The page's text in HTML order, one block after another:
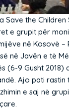
Save the Children
e grupit për
në Kosovë –
në Javën e të
(6-9 Gusht 2018)
Ajo pati rastin
e saj në